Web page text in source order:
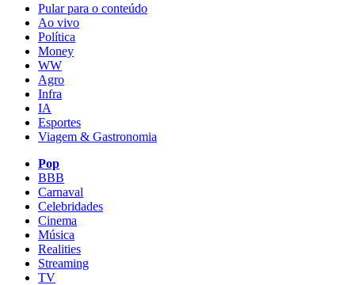
Pular para o conteúdo
Ao vivo
Política
Money
WW
Agro
Infra
IA
Esportes
Viagem & Gastronomia
Pop
BBB
Carnaval
Celebridades
Cinema
Música
Realities
Streaming
TV